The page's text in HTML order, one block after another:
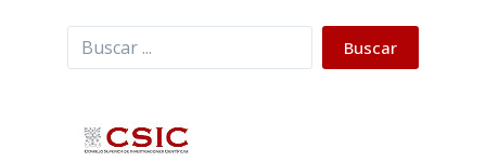
Buscar Buscar